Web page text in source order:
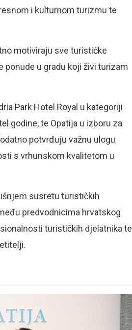
i kulturnom turizmu te
motiviraju sve turističke
u gradu koji živi turizam
Park Hotel Royal u kategoriji
godine, te Opatija u izboru za
potvrđuju važnu ulogu
s vrhunskom kvalitetom u
susretu turističkih
predvodnicima hrvatskog
turističkih djelatnika te